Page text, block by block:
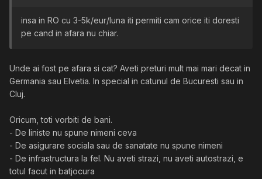
insa in RO cu 3-5k/eur/luna iti permiti cam orice iti doresti
pe cand in afara nu chiar.
Unde ai fost pe afara si cat? Aveti preturi mult mai mari decat in
Germania sau Elvetia. In special in catunul de Bucuresti sau in
Cluj.
Oricum, toti vorbiti de bani.
- De liniste nu spune nimeni ceva
- De asigurare sociala sau de sanatate nu spune nimeni
- De infrastructura la fel. Nu aveti strazi, nu aveti autostrazi, e
totul facut in batjocura